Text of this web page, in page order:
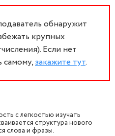
обнаружит
крупных
Если нет
самому,закажите тут.
с легкостью изучать
структура нового
слова и фразы.